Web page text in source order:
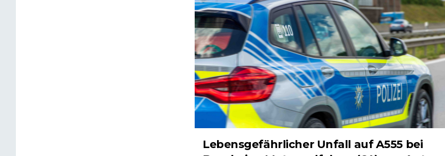
Lebensgefährlicher Unfall auf A555 bei